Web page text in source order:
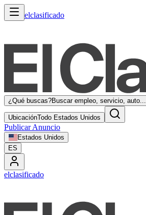
elclasificado
¿Qué buscas?Buscar empleo, servicio, auto...
UbicaciónTodo Estados Unidos
Publicar Anuncio
Estados Unidos
ES
elclasificado